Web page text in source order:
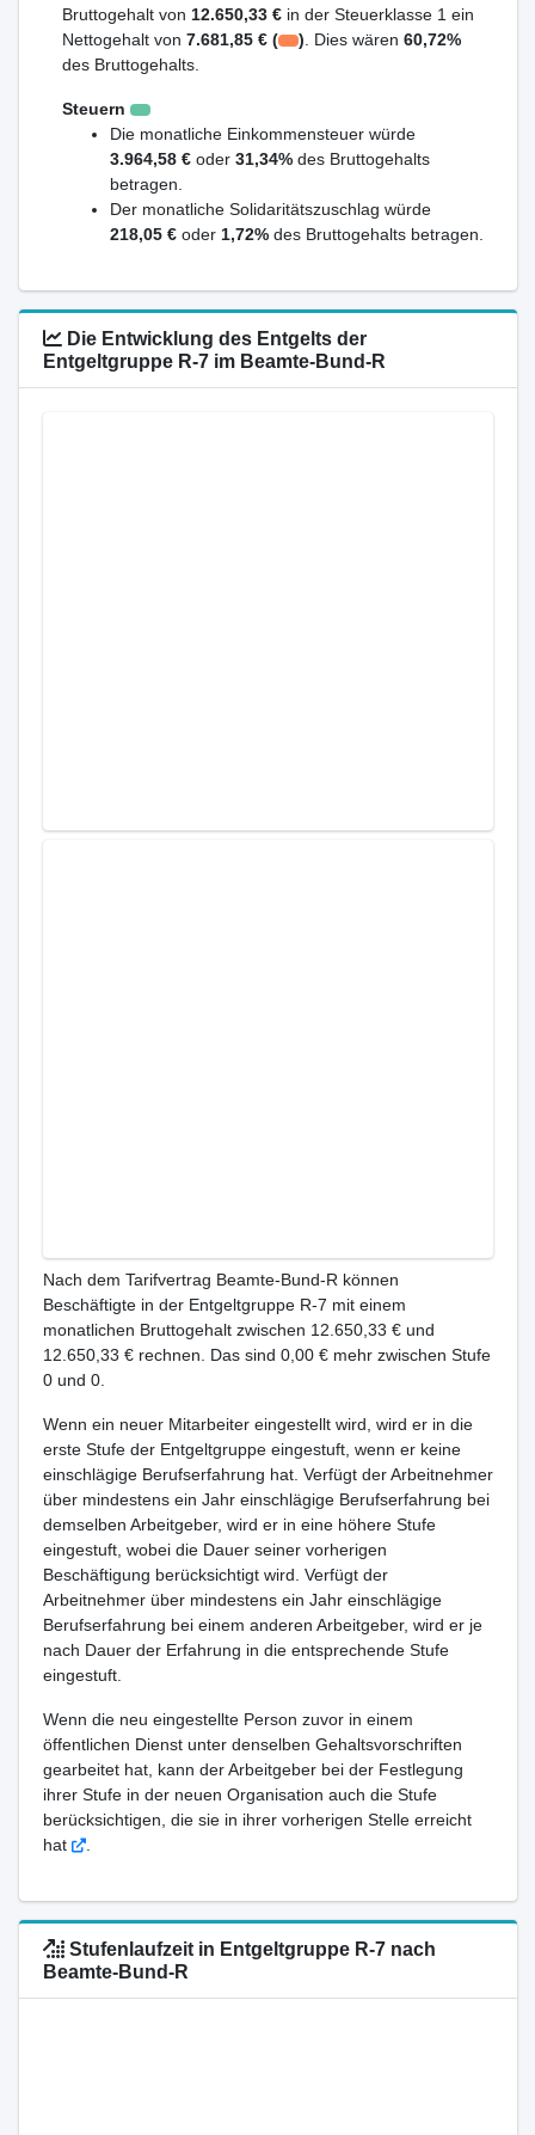
Bruttogehalt von 12.650,33 € in der Steuerklasse 1 ein
Nettogehalt von 7.681,85 € ( ) . Dies wären60,72%
des Bruttogehalts.
Steuern
Die monatliche Einkommensteuer würde
3.964,58 € oder 31,34% des Bruttogehalts
betragen.
Der monatliche Solidaritätszuschlag würde
218,05 € oder 1,72% des Bruttogehalts betragen.
Die Entwicklung des Entgelts der
Entgeltgruppe R-7 im Beamte-Bund-R
Nach dem Tarifvertrag Beamte-Bund-R können
Beschäftigte in der Entgeltgruppe R-7 mit einem
monatlichen Bruttogehalt zwischen 12.650,33 € und
12.650,33 € rechnen. Das sind 0,00 € mehr zwischen Stufe
0 und 0.
Wenn ein neuer Mitarbeiter eingestellt wird, wird er in die
erste Stufe der Entgeltgruppe eingestuft, wenn er keine
einschlägige Berufserfahrung hat. Verfügt der Arbeitnehmer
über mindestens ein Jahr einschlägige Berufserfahrung bei
demselben Arbeitgeber, wird er in eine höhere Stufe
eingestuft, wobei die Dauer seiner vorherigen
Beschäftigung berücksichtigt wird. Verfügt der
Arbeitnehmer über mindestens ein Jahr einschlägige
Berufserfahrung bei einem anderen Arbeitgeber, wird er je
nach Dauer der Erfahrung in die entsprechende Stufe
eingestuft.
Wenn die neu eingestellte Person zuvor in einem
öffentlichen Dienst unter denselben Gehaltsvorschriften
gearbeitet hat, kann der Arbeitgeber bei der Festlegung
ihrer Stufe in der neuen Organisation auch die Stufe
berücksichtigen, die sie in ihrer vorherigen Stelle erreicht
hat
.
Stufenlaufzeit in Entgeltgruppe R-7 nach
Beamte-Bund-R